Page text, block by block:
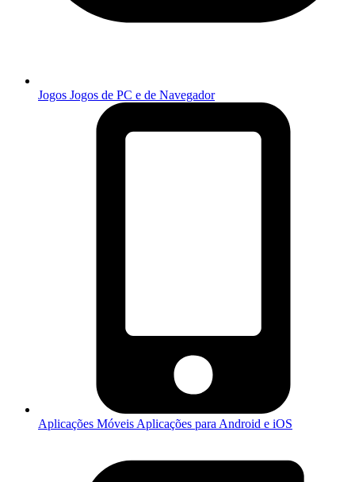
Jogos Jogos de PC e de Navegador
Aplicações Móveis Aplicações para Android e iOS